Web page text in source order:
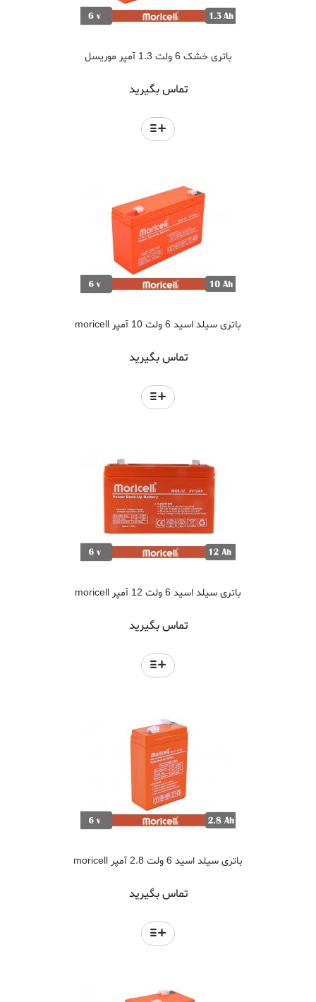
باتری خشک 6 ولت 1.3 آمپر موریسل
تماس بگیرید
باتری سیلد اسید 6 ولت 10 آمپر moricell
تماس بگیرید
باتری سیلد اسید 6 ولت 12 آمپر moricell
تماس بگیرید
باتری سیلد اسید 6 ولت 2.8 آمپر moricell
تماس بگیرید